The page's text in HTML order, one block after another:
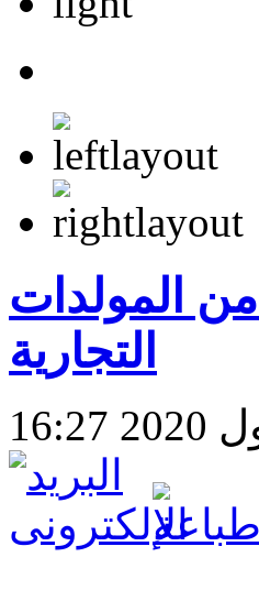
المولدات
التجارية